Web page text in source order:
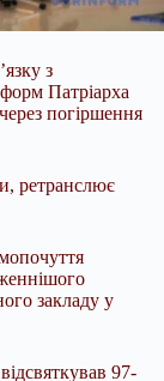
з
Патріарха
погіршення
ретранслює
закладу у
97-